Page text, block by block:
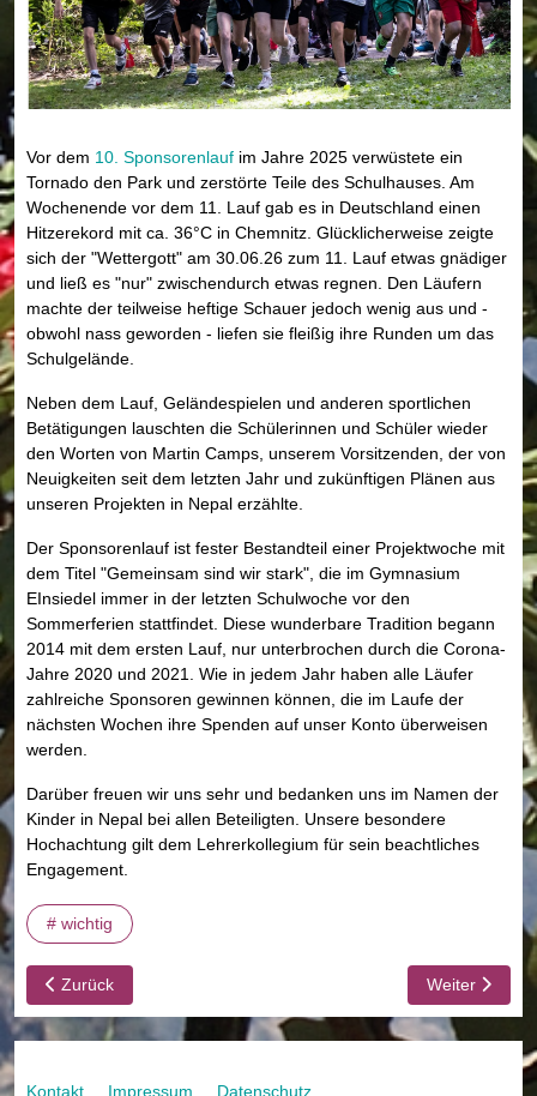
Vor dem 10. Sponsorenlauf im Jahre 2025 verwüstete ein
Tornado den Park und zerstörte Teile des Schulhauses. Am
Wochenende vor dem 11. Lauf gab es in Deutschland einen
Hitzerekord mit ca. 36°C in Chemnitz. Glücklicherweise zeigte
sich der "Wettergott" am 30.06.26 zum 11. Lauf etwas gnädiger
und ließ es "nur" zwischendurch etwas regnen. Den Läufern
machte der teilweise heftige Schauer jedoch wenig aus und -
obwohl nass geworden - liefen sie fleißig ihre Runden um das
Schulgelände.
Neben dem Lauf, Geländespielen und anderen sportlichen
Betätigungen lauschten die Schülerinnen und Schüler wieder
den Worten von Martin Camps, unserem Vorsitzenden, der von
Neuigkeiten seit dem letzten Jahr und zukünftigen Plänen aus
unseren Projekten in Nepal erzählte.
Der Sponsorenlauf ist fester Bestandteil einer Projektwoche mit
dem Titel "Gemeinsam sind wir stark", die im Gymnasium
EInsiedel immer in der letzten Schulwoche vor den
Sommerferien stattfindet. Diese wunderbare Tradition begann
2014 mit dem ersten Lauf, nur unterbrochen durch die Corona-
Jahre 2020 und 2021. Wie in jedem Jahr haben alle Läufer
zahlreiche Sponsoren gewinnen können, die im Laufe der
nächsten Wochen ihre Spenden auf unser Konto überweisen
werden.
Darüber freuen wir uns sehr und bedanken uns im Namen der
Kinder in Nepal bei allen Beteiligten. Unsere besondere
Hochachtung gilt dem Lehrerkollegium für sein beachtliches
Engagement.
# wichtig
Vorheriger Beitrag: PPC /CDS: Aktualisierung der Patienten-
Zurück Nächster
Weiter
Kontakt Impressum Datenschutz